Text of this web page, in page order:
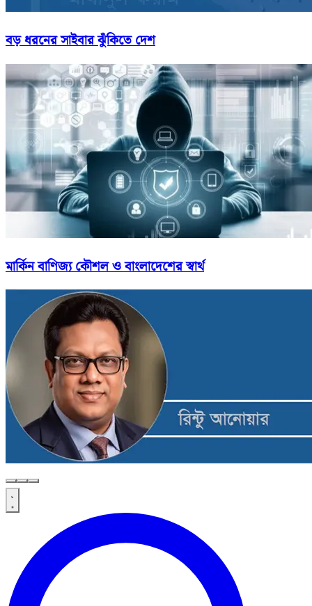
বড় ধরনের সাইবার ঝুঁকিতে দেশ
মার্কিন বাণিজ্য কৌশল ও বাংলাদেশের স্বার্থ